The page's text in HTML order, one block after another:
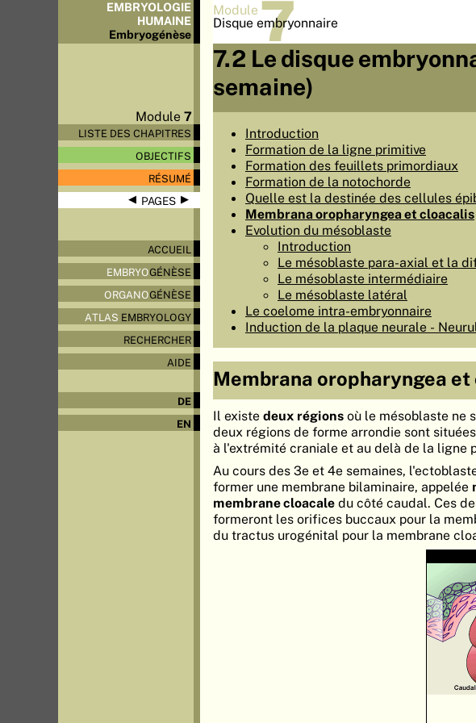
EMBRYOLOGIE
HUMAINE
Embryogénèse
Module7
LISTE DES CHAPITRES
OBJECTIFS
RÉSUMÉ
◀ PAGES▶
ACCUEIL
EMBRYOGÉNÈSE
ORGANOGÉNÈSE
ATLAS EMBRYOLOGY
RECHERCHER
AIDE
DE
EN
Module 7
Disque embryonnaire
7.2 Le disque
semaine)
Introduction
Formation de la ligne primitive
Formation des feuillets primordiaux
Formation de la notochorde
Quelle est la destinée des cellules
Membrana oropharyngea et cloacalis
Evolution du mésoblaste
Introduction
Le mésoblaste para-axial et la
Le mésoblaste intermédiaire
Le mésoblaste latéral
Le coelome intra-embryonnaire
Induction de la plaque neurale -
Membrana oropharyngea
Il existe deux régions où le mésoblaste ne
deux régions de forme arrondie sont
à l'extrémité craniale et au delà de la ligne
Au cours des 3e et 4e semaines,
former une membrane bilaminaire, appelée
membrane cloacale du côté caudal. Ces
formeront les orifices buccaux pour la
du tractus urogénital pour la membrane